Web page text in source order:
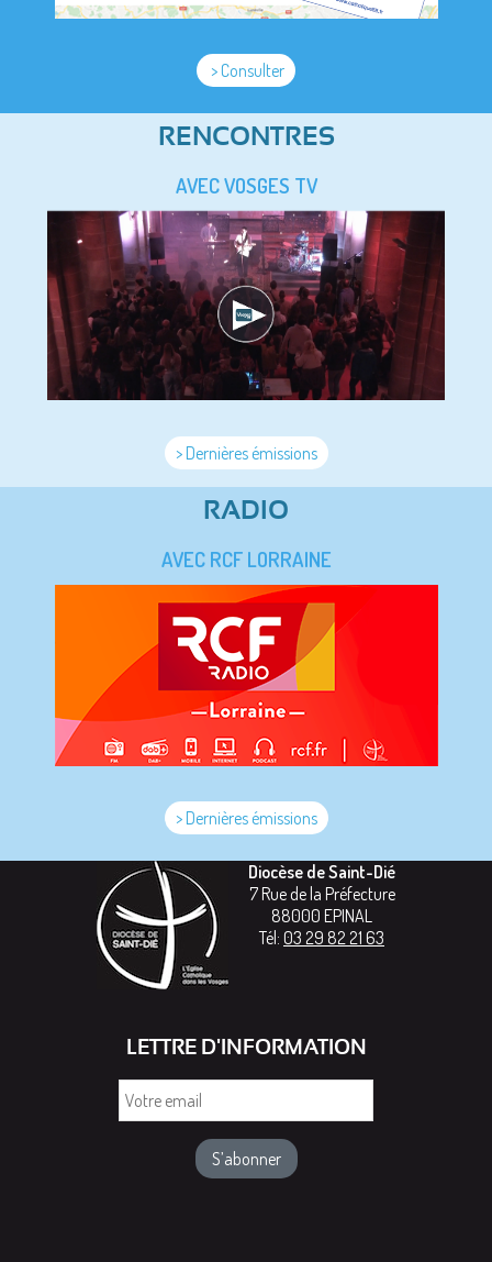
> Consulter
RENCONTRES
AVEC VOSGES TV
> Dernières émissions
RADIO
AVEC RCF LORRAINE
> Dernières émissions
Diocèse de Saint-Dié
7 Rue de la Préfecture
88000 EPINAL
Tél: 03 29 82 21 63
LETTRE D'INFORMATION